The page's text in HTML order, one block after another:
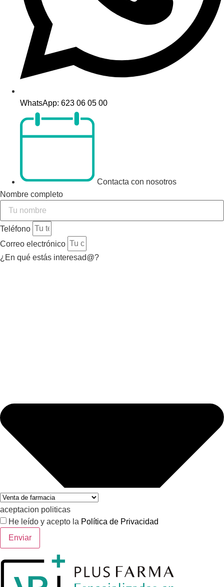
WhatsApp: 623 06 05 00
Contacta con nosotros
Nombre completo
Teléfono
Correo electrónico
¿En qué estás interesad@?
aceptacion politicas
He leído y acepto la Política de Privacidad
Enviar